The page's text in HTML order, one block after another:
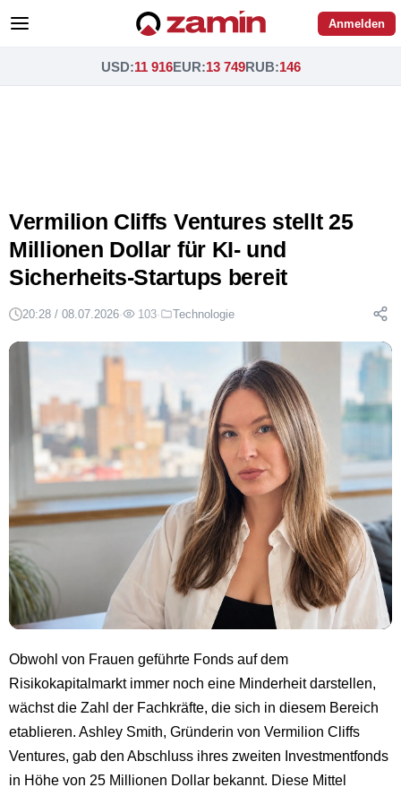
Anmelden
USD:11 916EUR:13 749RUB:146
Vermilion Cliffs Ventures stellt 25
Millionen Dollar für KI- und
Sicherheits-Startups bereit
20:28 / 08.07.2026· 103· Technologie
Obwohl von Frauen geführte Fonds auf dem
Risikokapitalmarkt immer noch eine Minderheit darstellen,
wächst die Zahl der Fachkräfte, die sich in diesem Bereich
etablieren. Ashley Smith, Gründerin von Vermilion Cliffs
Ventures, gab den Abschluss ihres zweiten Investmentfonds
in Höhe von 25 Millionen Dollar bekannt. Diese Mittel